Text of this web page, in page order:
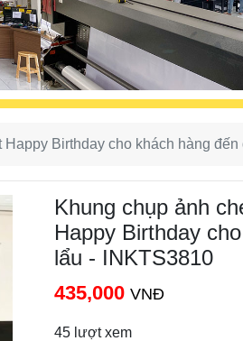
Birthday cho khách hàng
Khung chụp ảnh
Happy Birthday
lẩu - INKTS3810
435,000 VNĐ
45 lượt xem